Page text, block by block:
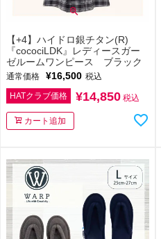
【+4】ハイドロ銀チタン(R)
『cocociLDK』レディースガー
ゼルームワンピース ブラック
通常価格 ¥16,500 税込
HATクラブ価格
¥14,850 税込
カート追加